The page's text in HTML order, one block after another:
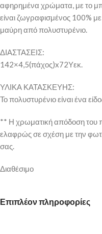
αφηρημένα χρώματα, με το
είναι ζωγραφισμένος 100%
μαύρη από πολυστυρένιο.
ΔΙΑΣΤΑΣΕΙΣ:
142×4,5(πάχος)x72Υεκ.
ΥΛΙΚΑ ΚΑΤΑΣΚΕΥΗΣ:
Το πολυστυρένιο είναι ένα
** Η χρωματική απόδοση του
ελαφρώς σε σχέση με την
σας.
Διαθέσιμο
Επιπλέον πληροφορίες